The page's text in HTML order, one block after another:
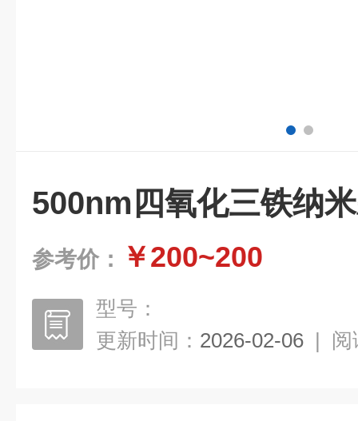
500nm四氧化三铁纳
参考价： ￥200~200
型号：
更新时间： 2026-02-06 | 阅